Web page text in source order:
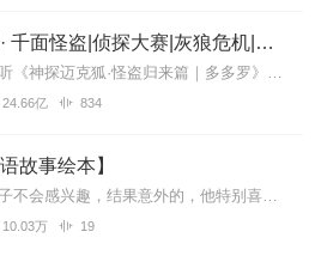
这个故事，主播讲的非常好，让人完
精彩呢！！！非常精彩的一本作品。
2
神探迈克狐· 千面怪盗|侦探大赛|灰狼危机|多多罗
新专辑点击收听《神探迈克狐·怪盗归来篇｜多多罗》！！！>>>点击进入主播橱窗购买《神探迈克狐》系列图书吧!<<<多多罗故事【点击前往】收听多多罗其他好玩有趣的故...
24.66亿 834
故事绘本】
以为三岁的儿子不会感兴趣，结果意外的，他特别喜欢这些故事，让我讲了又讲。然后问他“你懂吗？”他笑呵呵说“不晓得。”然后又一次让我再讲……我表示很方……
10.03万 19